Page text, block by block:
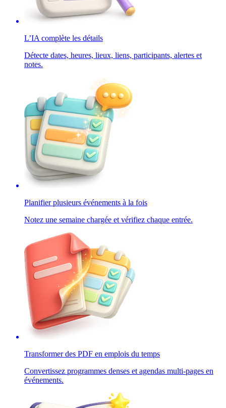
L’IA complète les détails
Détecte dates, heures, lieux, liens, participants, alertes et
notes.
Planifier plusieurs événements à la fois
Notez une semaine chargée et vérifiez chaque entrée.
Transformer des PDF en emplois du temps
Convertissez programmes denses et agendas multi-pages en
événements.